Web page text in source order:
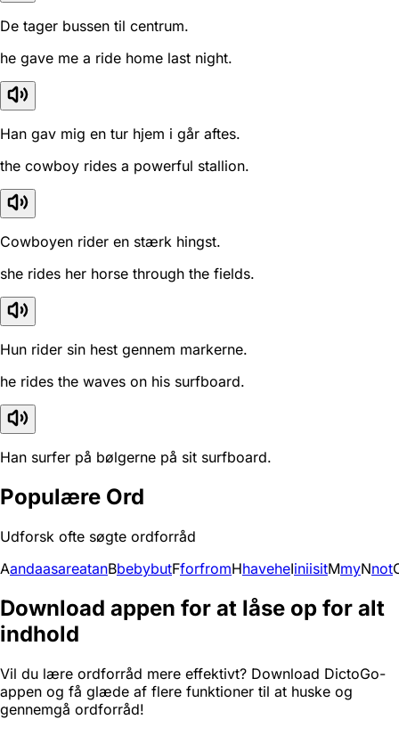
De tager bussen til centrum.
he gave me a ride home last night.
Han gav mig en tur hjem i går aftes.
the cowboy rides a powerful stallion.
Cowboyen rider en stærk hingst.
she rides her horse through the fields.
Hun rider sin hest gennem markerne.
he rides the waves on his surfboard.
Han surfer på bølgerne på sit surfboard.
Populære Ord
Udforsk ofte søgte ordforråd
AandaasareatanBbebybutFforfromHhaveheIiniisitMmyNnot
Download appen for at låse op for alt
indhold
Vil du lære ordforråd mere effektivt? Download DictoGo-
appen og få glæde af flere funktioner til at huske og
gennemgå ordforråd!